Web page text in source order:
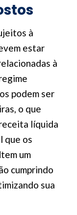
à
estar
à
podem ser
o que
líquida
que os
um
cumprindo
sua